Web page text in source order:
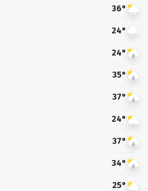
36°
24°
24°
35°
37°
24°
37°
34°
25°